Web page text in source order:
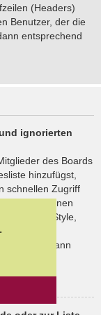
(Headers)
Benutzer, der die
entsprechend
ignorierten
des Boards
hinzufügst,
schnellen Zugriff
kannst ihnen
von dem Style,
auch
dann